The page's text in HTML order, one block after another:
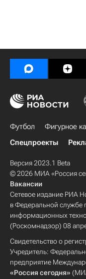
Футбол Фигурное
Спецпроекты
Версия 2023.1 Beta
© 2026 МИА «Россия
Вакансии
Сетевое издание РИА
в Федеральной службе
информационных
(Роскомнадзор) 08
Свидетельство о
Учредитель:
предприятие
«Россия сегодня»